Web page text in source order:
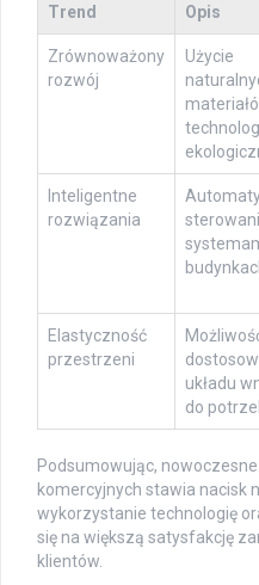
Trend Opis
Zrównoważony
rozwój
Użycie
Inteligentne
rozwiązania
Elastyczność
przestrzeni
układu
do
Podsumowując,
komercyjnych stawia nacisk
wykorzystanie technologię
się na większą satysfakcję
klientów.